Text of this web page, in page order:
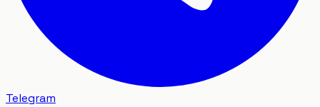
Telegram